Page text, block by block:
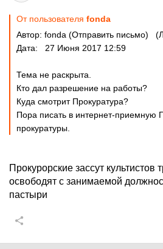
От пользователя fonda
Автор: fonda (Отправить письмо)
Дата: 27 Июня 2017 12:59
Тема не раскрыта.
Кто дал разрешение на работы?
Куда смотрит Прокуратура?
Пора писать в интернет-приемную
прокуратуры.
Прокурорские зассут культистов
освободят с занимаемой
пастыри